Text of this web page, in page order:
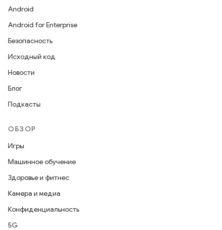
Android
Android for Enterprise
Безопасность
Исходный код
Новости
Блог
Подкасты
ОБЗОР
Игры
Машинное обучение
Здоровье и фитнес
Камера и медиа
Конфиденциальность
5G